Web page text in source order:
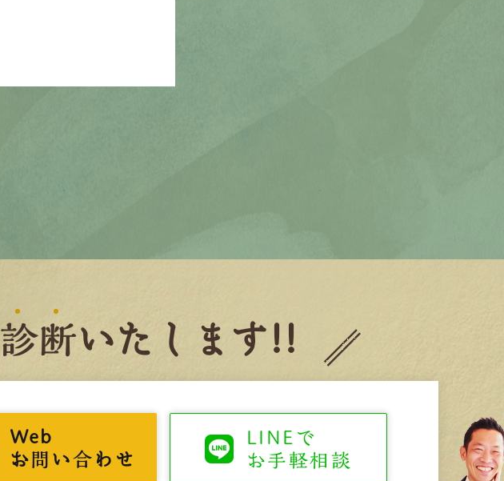
診断いたします!!
Web
お問い合わせ
LINEで
お手軽相談